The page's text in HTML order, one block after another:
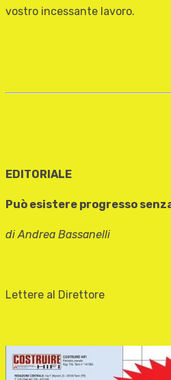
vostro incessante lavoro.
EDITORIALE
Può esistere progresso
di Andrea Bassanelli
Lettere al Direttore